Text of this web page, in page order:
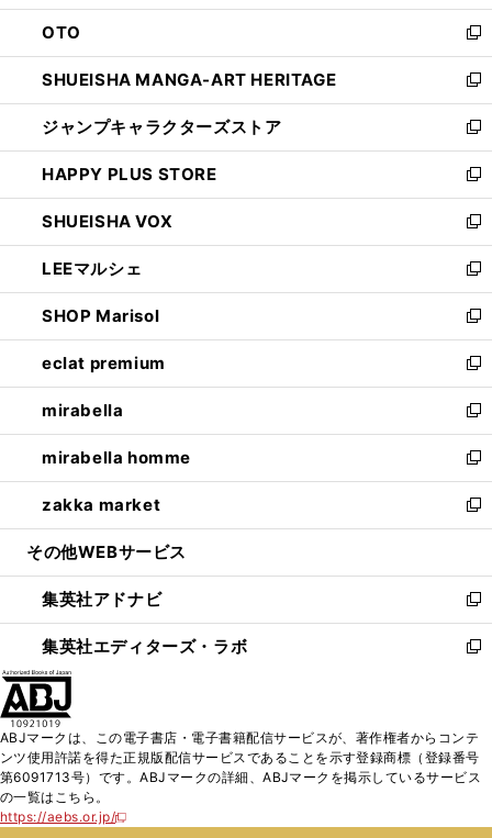
ウ
で
開
く
ン
ド
ウ
で
開
く
OTO
新
し
い
ウ
ィ
ン
ド
ウ
で
開
く
SHUEISHA MANGA-ART HERITAGE
新
し
い
ウ
ィ
ン
ド
ウ
で
開
く
ジャンプキャラクターズストア
新
し
い
ウ
ィ
ン
ド
ウ
で
開
く
HAPPY PLUS STORE
新
し
い
ウ
ィ
ン
ド
ウ
で
開
く
SHUEISHA VOX
新
し
い
ウ
ィ
ン
ド
ウ
で
開
く
LEEマルシェ
新
し
い
ウ
ィ
ン
ド
ウ
で
開
く
SHOP Marisol
新
し
い
ウ
ィ
ン
ド
ウ
で
開
eclat premium
新
し
い
ウ
ィ
ン
ド
ウ
開
く
mirabella
新
し
い
ウ
ィ
ン
ウ
で
開
く
mirabella homme
新
し
い
ウ
ン
ド
ウ
で
zakka market
新
し
ウ
ィ
ン
ド
く
その他WEBサービス
集英社アドナビ
新
し
い
ド
ウ
で
集英社エディターズ・ラボ
新
ィ
ン
ド
ABJマークは、この電子書店・電子書籍配信サービスが、著作権者からコンテ
ンツ使用許諾を得た正規版配信サービスであることを示す登録商標（登録番号
第6091713号）です。ABJマークの詳細、ABJマークを掲示しているサービス
の一覧はこちら。
https://aebs.or.jp/
新